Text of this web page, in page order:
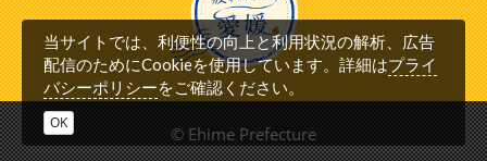
© Ehime Prefecture
当サイトでは、利便性の向上と利用状況の解析、広告
配信のためにCookieを使用しています。詳細はプライ
バシーポリシーをご確認ください。
OK